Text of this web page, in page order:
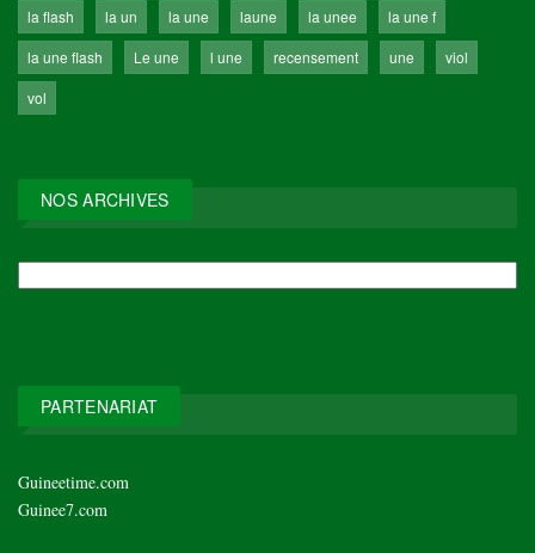
la flash
la un la une laune la unee
la une f
la une flash
Le une l une recensement une
viol
vol
NOS ARCHIVES
PARTENARIAT
Guineetime.com
Guinee7.com